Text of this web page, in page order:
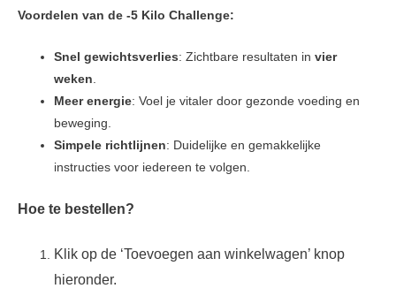
Voordelen van de -5 Kilo Challenge:
Snel gewichtsverlies: Zichtbare resultaten invier
weken
Meer energie: Voel je vitaler door gezonde voeding en
beweging.
Simpele richtlijnen: Duidelijke en gemakkelijke
instructies voor iedereen te volgen.
Hoe te bestellen?
Klik op de ‘Toevoegen aan winkelwagen’ knop
hieronder.